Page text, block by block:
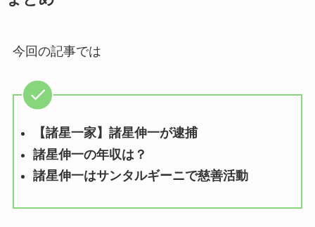
今回の記事では
【諸星一家】諸星伸一が逮捕
諸星伸一の年収は？
諸星伸一はサンタルギーニで慈善活動